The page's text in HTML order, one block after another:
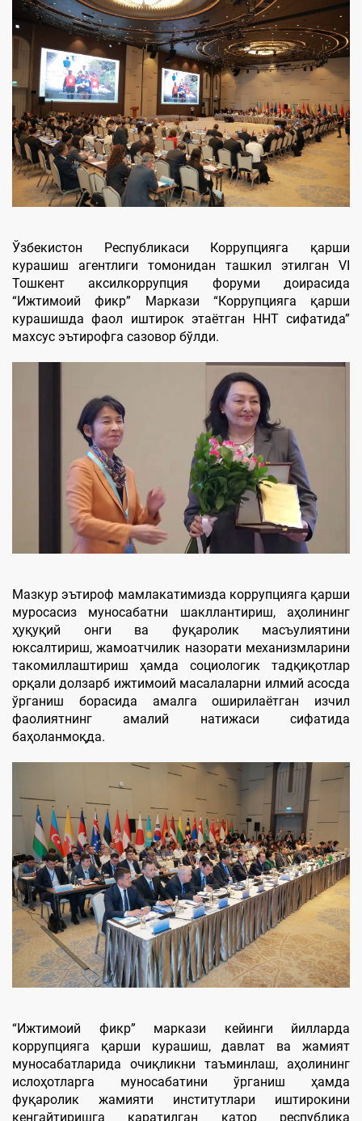
Ўзбекистон Республикаси Коррупцияга қарши
курашиш агентлиги томонидан ташкил этилган VI
Тошкент аксилкоррупция форуми доирасида
“Ижтимоий фикр” Маркази “Коррупцияга қарши
курашишда фаол иштирок этаётган ННТ сифатида”
махсус эътирофга сазовор бўлди.
Мазкур эътироф мамлакатимизда коррупцияга қарши
муросасиз муносабатни шакллантириш, аҳолининг
ҳуқуқий онги ва фуқаролик масъулиятини
юксалтириш, жамоатчилик назорати механизмларини
такомиллаштириш ҳамда социологик тадқиқотлар
орқали долзарб ижтимоий масалаларни илмий асосда
ўрганиш борасида амалга оширилаётган изчил
фаолиятнинг амалий натижаси сифатида
баҳоланмоқда.
“Ижтимоий фикр” маркази кейинги йилларда
коррупцияга қарши курашиш, давлат ва жамият
муносабатларида очиқликни таъминлаш, аҳолининг
ислоҳотларга муносабатини ўрганиш ҳамда
фуқаролик жамияти институтлари иштирокини
кенгайтиришга қаратилган қатор республика